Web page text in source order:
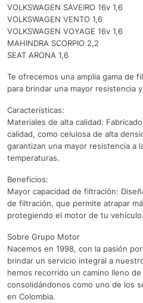
VOLKSWAGEN SAVEIRO 16v 1,6
VOLKSWAGEN VENTO 1,6
VOLKSWAGEN VOYAGE 16v 1,6
MAHINDRA SCORPIO 2,2
SEAT ARONA 1,6
Te ofrecemos una amplia gama de
para brindar una mayor resistencia
Características:
Materiales de alta calidad:
calidad, como celulosa de alta
garantizan una mayor resistencia a
temperaturas.
Beneficios:
Mayor capacidad de filtración:
de filtración, que permite atrapar
protegiendo el motor de tu vehículo.
Sobre Grupo Motor
Nacemos en 1998, con la pasión
brindar un servicio integral a
hemos recorrido un camino lleno
consolidándonos como uno de los
en Colombia.